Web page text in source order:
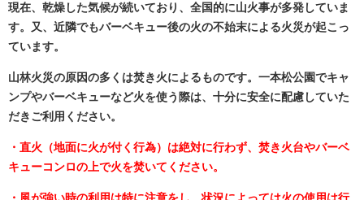
現在、乾燥した気候が続いており、全国的に山火事が多発していま
す。又、近隣でもバーベキュー後の火の不始末による火災が起こっ
ています。
山林火災の原因の多くは焚き火によるものです。 一本松公園でキャ
ンプやバーベキューなど火を使う際は、十分に安全に配慮していた
だきご利用ください。
・直火（地面に火が付く行為）は絶対に行わず、焚き火台やバーベ
キューコンロの上で火を焚いてください。